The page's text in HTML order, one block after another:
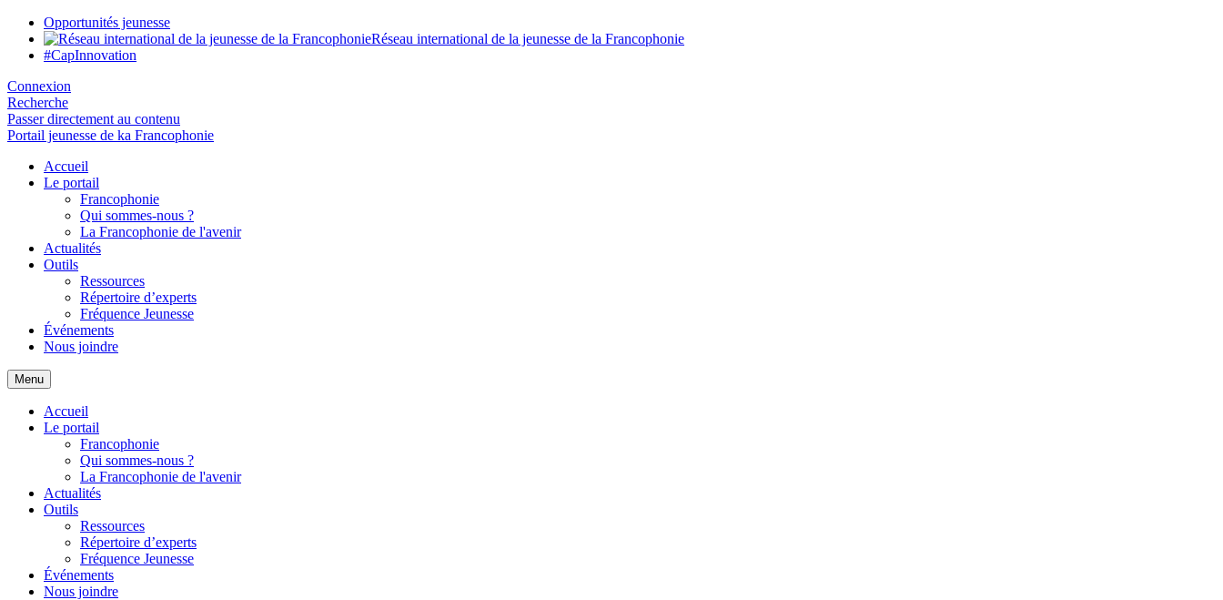
Opportunités jeunesse
Réseau international de la jeunesse de la Francophonie
#CapInnovation
Connexion
Recherche
Passer directement au contenu
Portail jeunesse de ka Francophonie
Accueil
Le portail
Francophonie
Qui sommes-nous ?
La Francophonie de l'avenir
Actualités
Outils
Ressources
Répertoire d’experts
Fréquence Jeunesse
Événements
Nous joindre
Menu
Accueil
Le portail
Francophonie
Qui sommes-nous ?
La Francophonie de l'avenir
Actualités
Outils
Ressources
Répertoire d’experts
Fréquence Jeunesse
Événements
Nous joindre